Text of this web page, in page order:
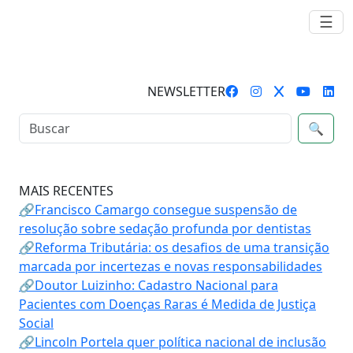
☰
NEWSLETTER
🔍
MAIS RECENTES
🔗Francisco Camargo consegue suspensão de
resolução sobre sedação profunda por dentistas
🔗Reforma Tributária: os desafios de uma transição
marcada por incertezas e novas responsabilidades
🔗Doutor Luizinho: Cadastro Nacional para
Pacientes com Doenças Raras é Medida de Justiça
Social
🔗Lincoln Portela quer política nacional de inclusão